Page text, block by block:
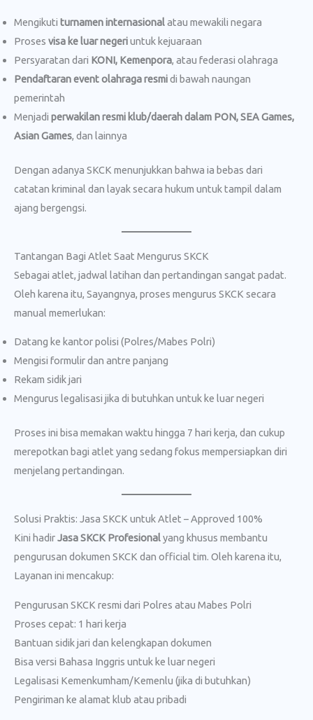
Mengikuti turnamen internasionalatau mewakili negara
Proses visa ke luar negeriuntuk kejuaraan
Persyaratan dari KONI, Kemenpora, atau federasi olahraga
Pendaftaran event olahraga resmidi bawah naungan
pemerintah
Menjadi perwakilan resmi klub/daerah dalam PON, SEA Games,
Asian Games, dan lainnya
Dengan adanya SKCK menunjukkan bahwa ia bebas dari
catatan kriminal dan layak secara hukum untuk tampil dalam
ajang bergengsi.
Tantangan Bagi Atlet Saat Mengurus SKCK
Sebagai atlet, jadwal latihan dan pertandingan sangat padat.
Oleh karena itu, Sayangnya, proses mengurus SKCK secara
manual memerlukan:
Datang ke kantor polisi (Polres/Mabes Polri)
Mengisi formulir dan antre panjang
Rekam sidik jari
Mengurus legalisasi jika di butuhkan untuk ke luar negeri
Proses ini bisa memakan waktu hingga 7 hari kerja, dan cukup
merepotkan bagi atlet yang sedang fokus mempersiapkan diri
menjelang pertandingan.
Solusi Praktis: Jasa SKCK untuk Atlet – Approved 100%
Kini hadirJasa SKCK Profesionalyang khusus membantu
pengurusan dokumen SKCK dan official tim. Oleh karena itu,
Layanan ini mencakup:
Pengurusan SKCK resmi dari Polres atau Mabes Polri
Proses cepat: 1 hari kerja
Bantuan sidik jari dan kelengkapan dokumen
Bisa versi Bahasa Inggris untuk ke luar negeri
Legalisasi Kemenkumham/Kemenlu (jika di butuhkan)
Pengiriman ke alamat klub atau pribadi